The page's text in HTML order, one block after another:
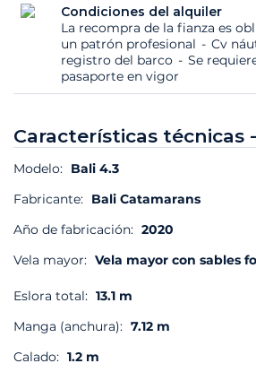
Condiciones del alquiler
La recompra de la fianza es
un patrón profesional
Cv
registro del barco
Se
pasaporte en vigor
Características técnicas -
Modelo: Bali 4.3
Fabricante: Bali Catamarans
Año de fabricación: 2020
Vela mayor: Vela mayor con sables
Eslora total: 13.1 m
Manga (anchura): 7.12 m
Calado: 1.2 m